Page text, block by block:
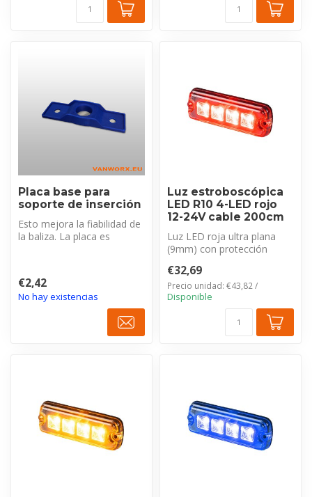
Placa base para
soporte de inserción
Esto mejora la fiabilidad de
la baliza. La placa es
€2,42
No hay existencias
Luz estroboscópica
LED R10 4-LED rojo
12-24V cable 200cm
Luz LED roja ultra plana
(9mm) con protección
Certificac...
€32,69
Precio unidad: €43,82 /
Disponible